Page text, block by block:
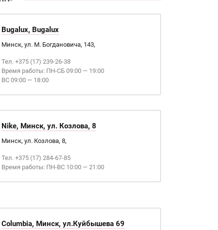
Bugalux, Bugalux
Минск, ул. М. Богдановича, 143,
Тел. +375 (17) 239-26-38
Время работы: ПН-СБ 09:00 — 19:00
ВС 09:00 — 18:00
Nike, Минск, ул. Козлова, 8
Минск, ул. Козлова, 8,
Тел. +375 (17) 284-67-85
Время работы: ПН-ВС 10:00 — 21:00
Columbia, Минск, ул.Куйбышева 69